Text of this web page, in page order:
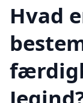
Hvad